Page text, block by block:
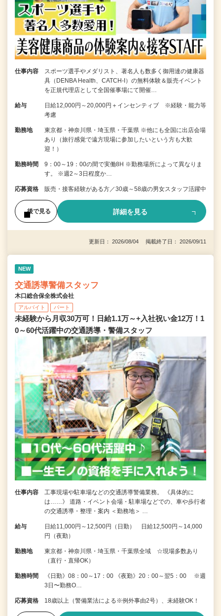
仕事内容
スポーツ選手やメダリスト、著名人も数多く御用達の健康器
具（DENBA Health、CATCH-I）の無料体験＆販売イベント
を正規代理店として全国催事場にて開催…
給与
日給12,000円～20,000円＋インセンティブ ※経験・能力等
考慮
勤務地
東京都・神奈川県・埼玉県・千葉県 ※他にも全国に出店会場
あり（旅行感覚で遠方現場に参加したいという方も大歓
迎！）
勤務時間
9：00～19：00の間で実働8H ※勤務場所によって異なりま
す。 ※週2～3日程度か…
応募資格 販売・接客経験がある方／30歳～58歳の男女スタッフ活躍中
後で見る 詳細を見る
更新日： 2026/08/04 掲載終了日： 2026/09/11
NEW
交通誘導警備スタッフ
木口総合保全株式会社
アルバイト パート
未経験から月収30万可！日給1.1万～+入社祝い金12万！1
0～60代活躍中の交通誘導・警備スタッフ
仕事内容
工事現場や駐車場などの交通誘導警備業務。 《具体的に
は……》 道路・イベント会場・駐車場などでの、車や歩行者
の交通誘導・整理・案内 ＜勤務地＞ …
給与
日給11,000円～12,500円（日勤） 日給12,500円～14,000
円（夜勤）
勤務地
東京都・神奈川県・埼玉県・千葉県全域 ☆現場多数あり
（直行・直帰OK）
勤務時間
《日勤》08：00～17：00 《夜勤》20：00～翌5：00 ※週
3日〜勤務O…
応募資格 18歳以上（警備業法による※例外事由2号）、未経験OK！